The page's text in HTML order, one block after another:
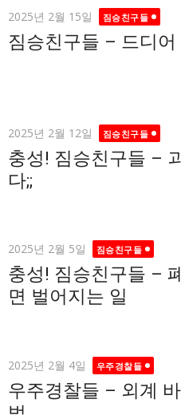
Posted
on
2025년 2월 15일 짐승친구들
짐승친구들 – 드디
Posted
on
2025년 2월 12일 짐승친구들
충성! 짐승친구들 –
다;;
Posted
on
2025년 2월 5일 짐승친구들
충성! 짐승친구들 –
면 벌어지는 일
Posted
on
2025년 2월 4일 우주경찰들
우주경찰들 – 외계